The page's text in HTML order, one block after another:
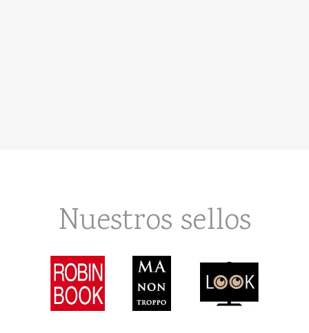
Nuestros sellos